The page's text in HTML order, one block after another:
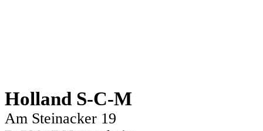
Holland S-C-M
Am Steinacker 19